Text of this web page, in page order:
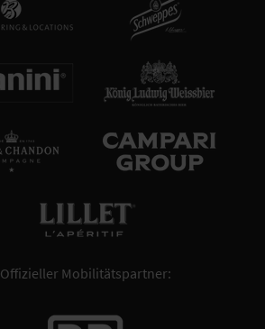
Offizieller Mobilitätspartner: